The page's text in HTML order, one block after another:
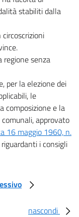
stabiliti dalla
regione senza
per la elezione dei
le
composizione e la
approvato
16 maggio 1960, n.
i consigli
nascondi